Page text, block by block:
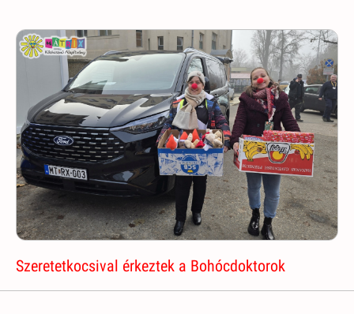
Szeretetkocsival érkeztek a Bohócdoktorok